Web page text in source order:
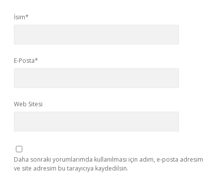
İsim*
E-Posta*
Web Sitesi
Daha sonraki yorumlarımda kullanılması için adım, e-posta adresim
ve site adresim bu tarayıcıya kaydedilsin.